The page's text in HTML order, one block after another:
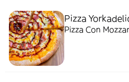
Pizza
Pizza Con